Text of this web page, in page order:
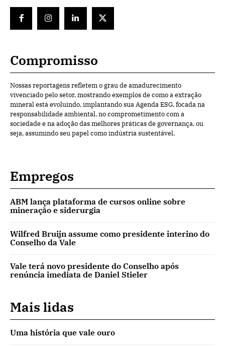
Compromisso
Nossas reportagens refletem o grau de amadurecimento
vivenciado pelo setor, mostrando exemplos de como a extração
mineral está evoluindo, implantando sua Agenda ESG, focada na
responsabilidade ambiental, no comprometimento com a
sociedade e na adoção das melhores práticas de governança, ou
seja, assumindo seu papel como indústria sustentável.
Empregos
ABM lança plataforma de cursos online sobre
mineração e siderurgia
Wilfred Bruijn assume como presidente interino do
Conselho da Vale
Vale terá novo presidente do Conselho após
renúncia imediata de Daniel Stieler
Mais lidas
Uma história que vale ouro